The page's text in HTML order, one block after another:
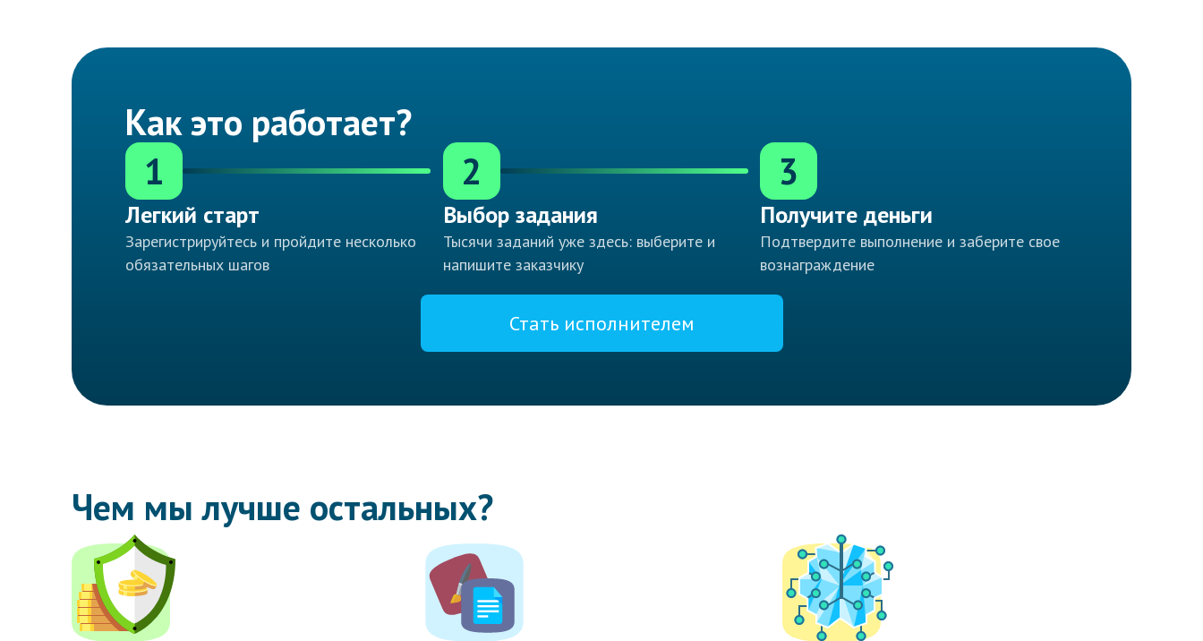
Как это работает?
1
Легкий старт
Зарегистрируйтесь и пройдите несколько
обязательных шагов
2
Выбор задания
Тысячи заданий уже здесь: выберите и
напишите заказчику
3
Получите деньги
Подтвердите выполнение и заберите свое
вознаграждение
Стать исполнителем
Чем мы лучше остальных?